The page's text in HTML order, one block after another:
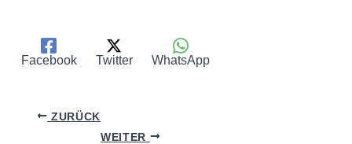
Facebook Twitter WhatsApp
ZURÜCK
WEITER